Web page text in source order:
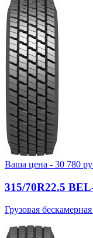
Ваша цена - 30 780
315/70R22.5
Грузовая